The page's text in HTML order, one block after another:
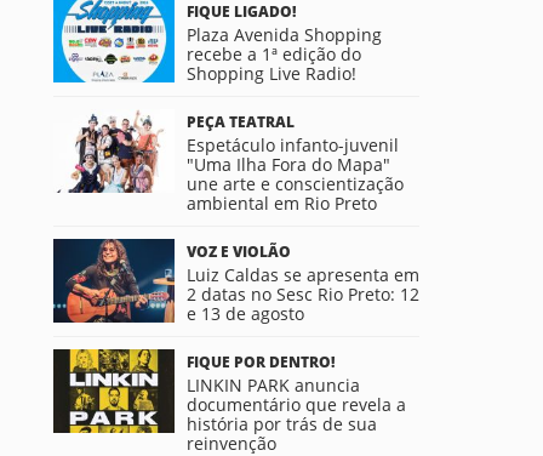
FIQUE LIGADO!
Plaza Avenida Shopping
recebe a 1ª edição do
Shopping Live Radio!
PEÇA TEATRAL
Espetáculo infanto-juvenil
"Uma Ilha Fora do Mapa"
une arte e conscientização
ambiental em Rio Preto
VOZ E VIOLÃO
Luiz Caldas se apresenta em
2 datas no Sesc Rio Preto: 12
e 13 de agosto
FIQUE POR DENTRO!
LINKIN PARK anuncia
documentário que revela a
história por trás de sua
reinvenção